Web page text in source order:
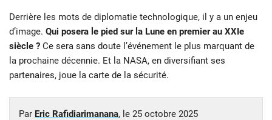
Derrière les mots de diplomatie technologique, il y a un enjeu
d’image. Qui posera le pied sur la Lune en premier au XXIe
siècle ? Ce sera sans doute l’événement le plus marquant de
la prochaine décennie. Et la NASA, en diversifiant ses
partenaires, joue la carte de la sécurité.
Par Eric Rafidiarimanana, le 25 octobre 2025